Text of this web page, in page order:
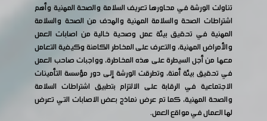
تناولت الورشة في محاورها تعريف السلامة والصحة المهنية وأهم
اشتراطات الصحة والسلامة المهنية والهدف من الصحة والسلامة
المهنية في تحقيق بيئة عمل وصحية خالية من اصابات العمل
والأمراض المهنية، والتعرف على المخاطر الكامنة وكيفية التعامل
معها من أجل السيطرة على هذه المخاطرة، وواجبات صاحب العمل
في تحقيق بيئة أمنة، وتطرقت الورشة إلى دور مؤسسة التأمينات
الاجتماعية في الرقابة على الالتزام بتطبيق اشتراطات السلامة
والصحة المهنية، كما تم عرض نماذج بعض الاصابات التي تعرض
لها العمال في مواقع العمل.